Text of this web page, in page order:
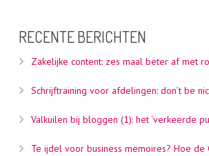
RECENTE BERICHTEN
Zakelijke content: zes maal beter af met
Schrijftraining voor afdelingen: don’t be
Valkuilen bij bloggen (1): het ‘verkeerde
Te ijdel voor business memoires? Hoe de